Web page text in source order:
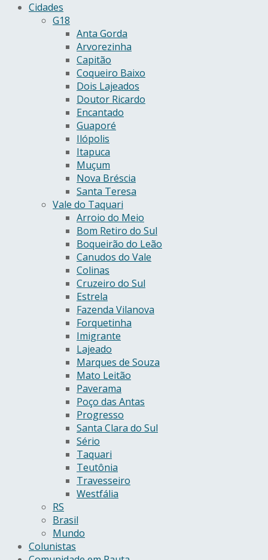
Cidades
G18
Anta Gorda
Arvorezinha
Capitão
Coqueiro Baixo
Dois Lajeados
Doutor Ricardo
Encantado
Guaporé
Ilópolis
Itapuca
Muçum
Nova Bréscia
Santa Teresa
Vale do Taquari
Arroio do Meio
Bom Retiro do Sul
Boqueirão do Leão
Canudos do Vale
Colinas
Cruzeiro do Sul
Estrela
Fazenda Vilanova
Forquetinha
Imigrante
Lajeado
Marques de Souza
Mato Leitão
Paverama
Poço das Antas
Progresso
Santa Clara do Sul
Sério
Taquari
Teutônia
Travesseiro
Westfália
RS
Brasil
Mundo
Colunistas